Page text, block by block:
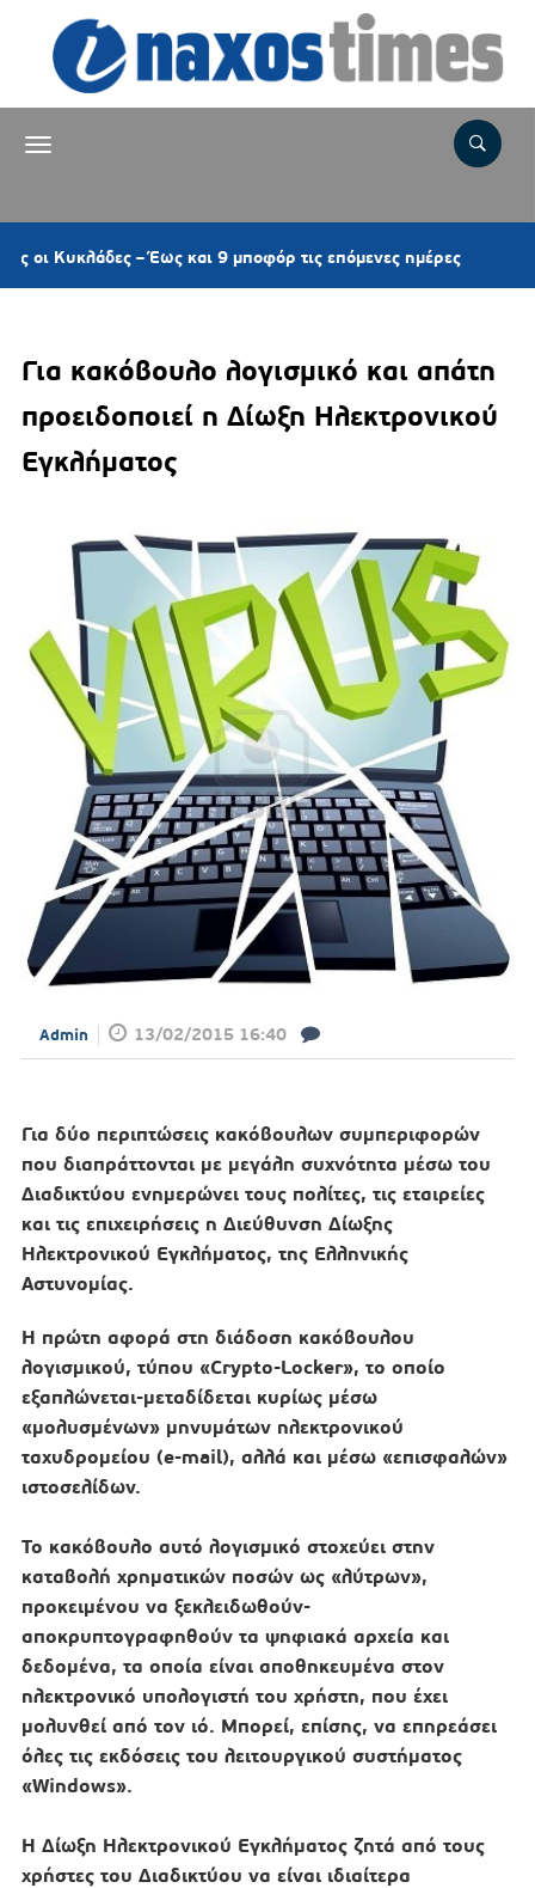
– Έως και 9 μποφόρ τις επόμενες ημέρες 31 λεπτά
Για κακόβουλο λογισμικό και απάτη
προειδοποιεί η Δίωξη Ηλεκτρονικού
Εγκλήματος
Admin 13/02/2015 16:40
Για δύο περιπτώσεις κακόβουλων συμπεριφορών
που διαπράττονται με μεγάλη συχνότητα μέσω του
Διαδικτύου ενημερώνει τους πολίτες, τις εταιρείες
και τις επιχειρήσεις η Διεύθυνση Δίωξης
Ηλεκτρονικού Εγκλήματος, της Ελληνικής
Αστυνομίας.
Η πρώτη αφορά στη διάδοση κακόβουλου
λογισμικού, τύπου «Crypto-Locker», το οποίο
εξαπλώνεται-μεταδίδεται κυρίως μέσω
«μολυσμένων» μηνυμάτων ηλεκτρονικού
ταχυδρομείου (e-mail), αλλά και μέσω «επισφαλών»
ιστοσελίδων.
Το κακόβουλο αυτό λογισμικό στοχεύει στην
καταβολή χρηματικών ποσών ως «λύτρων»,
προκειμένου να ξεκλειδωθούν-
αποκρυπτογραφηθούν τα ψηφιακά αρχεία και
δεδομένα, τα οποία είναι αποθηκευμένα στον
ηλεκτρονικό υπολογιστή του χρήστη, που έχει
μολυνθεί από τον ιό. Μπορεί, επίσης, να επηρεάσει
όλες τις εκδόσεις του λειτουργικού συστήματος
«Windows».
Η Δίωξη Ηλεκτρονικού Εγκλήματος ζητά από τους
χρήστες του Διαδικτύου να είναι ιδιαίτερα